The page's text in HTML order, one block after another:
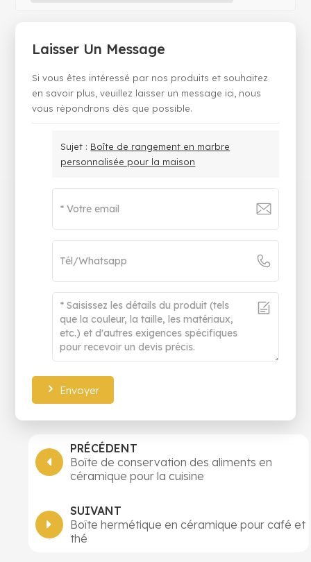
Laisser Un Message
Si vous êtes intéressé par nos produits et souhaitez
en savoir plus, veuillez laisser un message ici, nous
vous répondrons dès que possible.
Sujet : Boîte de rangement en marbre
personnalisée pour la maison
Envoyer
PRÉCÉDENT
Boîte de conservation des aliments en
céramique pour la cuisine
SUIVANT
Boîte hermétique en céramique pour café et
thé